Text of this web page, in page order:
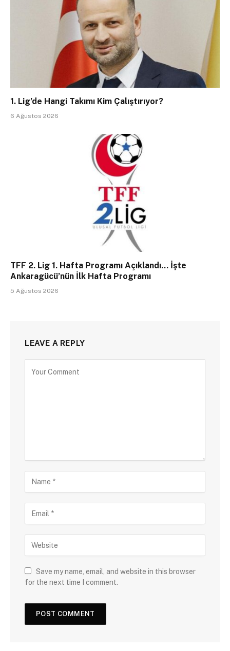
1. Lig’de Hangi Takımı Kim Çalıştırıyor?
6 Ağustos 2026
TFF 2. Lig 1. Hafta Programı Açıklandı… İşte
Ankaragücü’nün İlk Hafta Programı
5 Ağustos 2026
LEAVE A REPLY
Save my name, email, and website in this browser
for the next time I comment.